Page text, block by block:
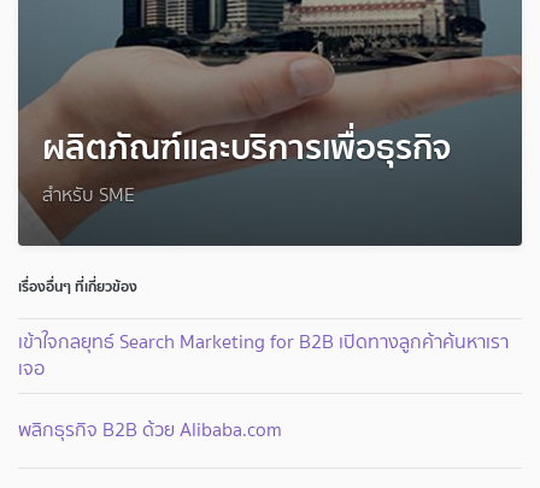
ผลิตภัณฑ์และบริการเพื่อธุรกิจ
สำหรับ SME
เรื่องอื่นๆ ที่เกี่ยวข้อง
เข้าใจกลยุทธ์ Search Marketing for B2B เปิดทางลูกค้าค้นหาเรา
เจอ
พลิกธุรกิจ B2B ด้วย Alibaba.com